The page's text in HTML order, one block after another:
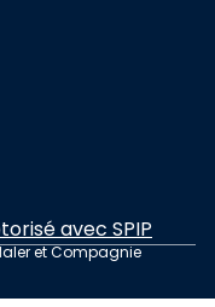
avec SPIP
et Compagnie